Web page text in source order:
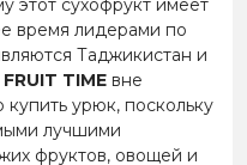
этот сухофрукт имеет
время лидерами по
Таджикистан и
FRUIT TIME вне
урюк, поскольку
лучшими
фруктов, овощей и